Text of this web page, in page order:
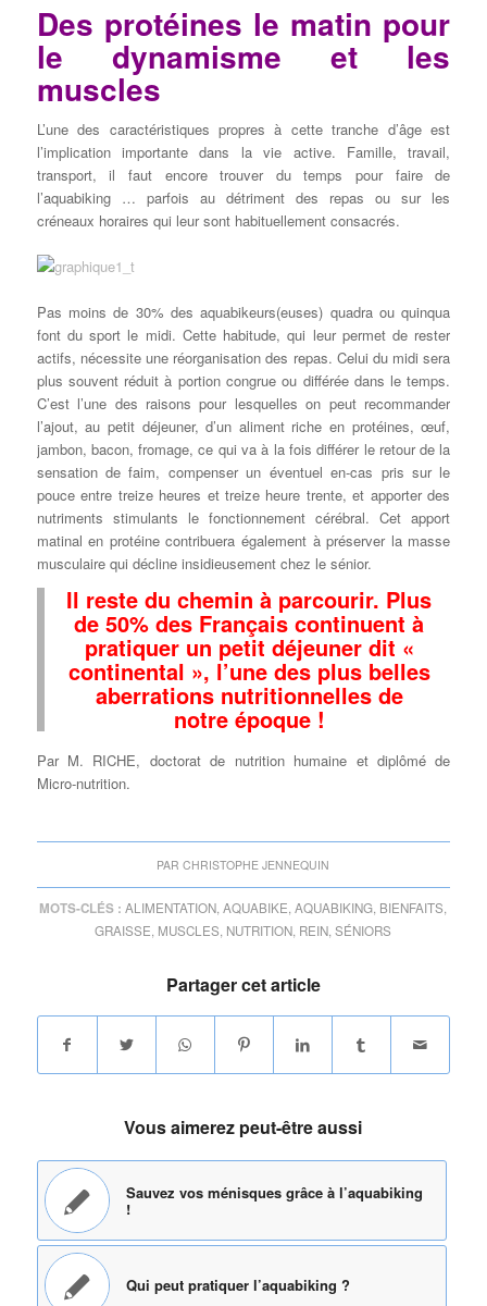
Des protéines le matin pour
le dynamisme et les
muscles
L’une des caractéristiques propres à cette tranche d’âge est
l’implication importante dans la vie active. Famille, travail,
transport, il faut encore trouver du temps pour faire de
l’aquabiking … parfois au détriment des repas ou sur les
créneaux horaires qui leur sont habituellement consacrés.
Pas moins de 30% des aquabikeurs(euses) quadra ou quinqua
font du sport le midi. Cette habitude, qui leur permet de rester
actifs, nécessite une réorganisation des repas. Celui du midi sera
plus souvent réduit à portion congrue ou différée dans le temps.
C’est l’une des raisons pour lesquelles on peut recommander
l’ajout, au petit déjeuner, d’un aliment riche en protéines, œuf,
jambon, bacon, fromage, ce qui va à la fois différer le retour de la
sensation de faim, compenser un éventuel en-cas pris sur le
pouce entre treize heures et treize heure trente, et apporter des
nutriments stimulants le fonctionnement cérébral. Cet apport
matinal en protéine contribuera également à préserver la masse
musculaire qui décline insidieusement chez le sénior.
Il reste du chemin à parcourir. Plus
de 50% des Français continuent à
pratiquer un petit déjeuner dit «
continental », l’une des plus belles
aberrations nutritionnelles de
notre époque !
Par M. RICHE, doctorat de nutrition humaine et diplômé de
Micro-nutrition.
PARCHRISTOPHE JENNEQUIN
MOTS-CLÉS : ALIMENTATION ,AQUABIKE ,AQUABIKING BIENFAITS
GRAISSE MUSCLES NUTRITION REIN ,SÉNIORS
Partager cet article
Vous aimerez peut-être aussi
Sauvez vos ménisques grâce à l’aquabiking
!
Qui peut pratiquer l’aquabiking ?